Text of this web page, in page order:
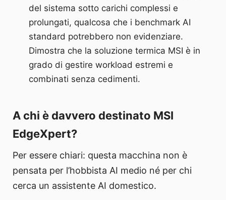
del sistema sotto carichi complessi e
prolungati, qualcosa che i benchmark AI
standard potrebbero non evidenziare.
Dimostra che la soluzione termica MSI è in
grado di gestire workload estremi e
combinati senza cedimenti.
A chi è davvero destinato MSI
EdgeXpert?
Per essere chiari: questa macchina non è
pensata per l’hobbista AI medio né per chi
cerca un assistente AI domestico.